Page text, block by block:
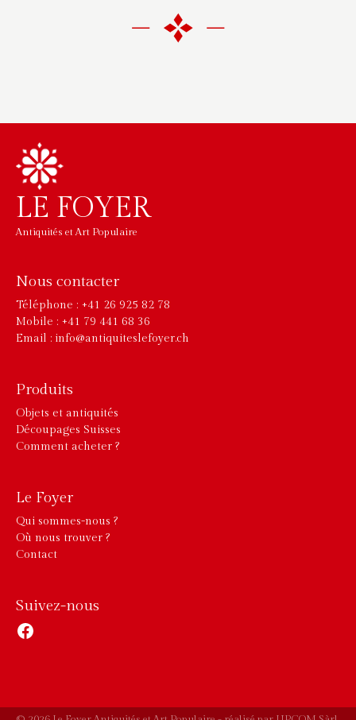
LE FOYER
Antiquités et Art Populaire
Nous contacter
Téléphone : +41 26 925 82 78
Mobile : +41 79 441 68 36
Email : info@antiquiteslefoyer.ch
Produits
Objets et antiquités
Découpages Suisses
Comment acheter ?
Le Foyer
Qui sommes-nous ?
Où nous trouver ?
Contact
Suivez-nous
Facebook